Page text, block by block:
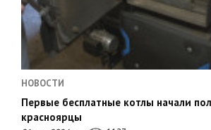
НОВОСТИ
Первые бесплатные котлы начали
красноярцы